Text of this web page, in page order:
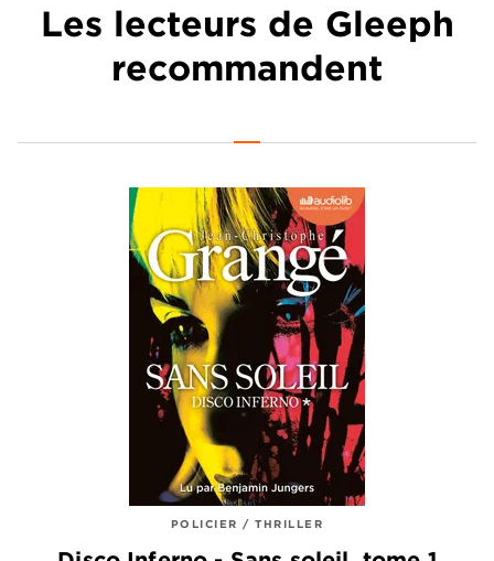
Les lecteurs de Gleeph
recommandent
POLICIER / THRILLER